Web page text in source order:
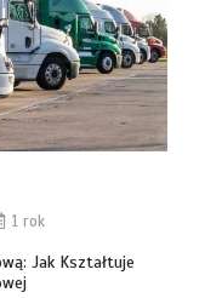
1 rok
Jak Kształtuje